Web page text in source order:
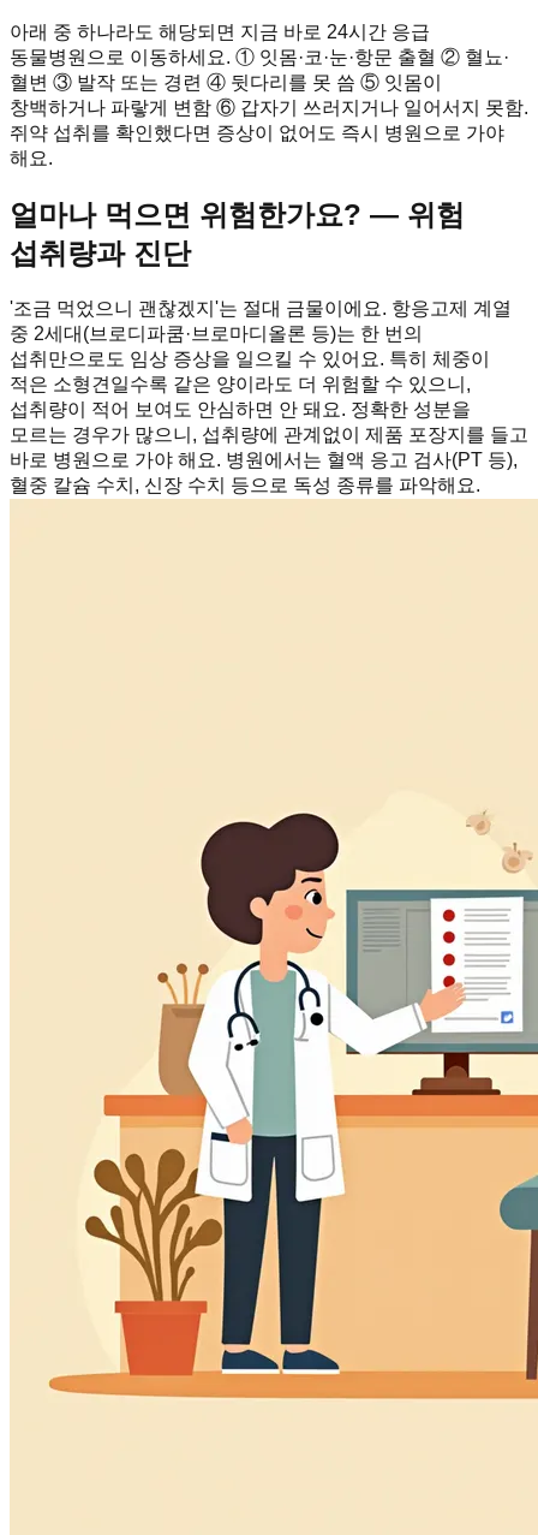
아래 중 하나라도 해당되면 지금 바로 24시간 응급
동물병원으로 이동하세요. ① 잇몸·코·눈·항문 출혈 ② 혈뇨·
혈변 ③ 발작 또는 경련 ④ 뒷다리를 못 씀 ⑤ 잇몸이
창백하거나 파랗게 변함 ⑥ 갑자기 쓰러지거나 일어서지 못함.
쥐약 섭취를 확인했다면 증상이 없어도 즉시 병원으로 가야
해요.
얼마나 먹으면 위험한가요? — 위험
섭취량과 진단
'조금 먹었으니 괜찮겠지'는 절대 금물이에요. 항응고제 계열
중 2세대(브로디파쿰·브로마디올론 등)는 한 번의
섭취만으로도 임상 증상을 일으킬 수 있어요. 특히 체중이
적은 소형견일수록 같은 양이라도 더 위험할 수 있으니,
섭취량이 적어 보여도 안심하면 안 돼요. 정확한 성분을
모르는 경우가 많으니, 섭취량에 관계없이 제품 포장지를 들고
바로 병원으로 가야 해요. 병원에서는 혈액 응고 검사(PT 등),
혈중 칼슘 수치, 신장 수치 등으로 독성 종류를 파악해요.